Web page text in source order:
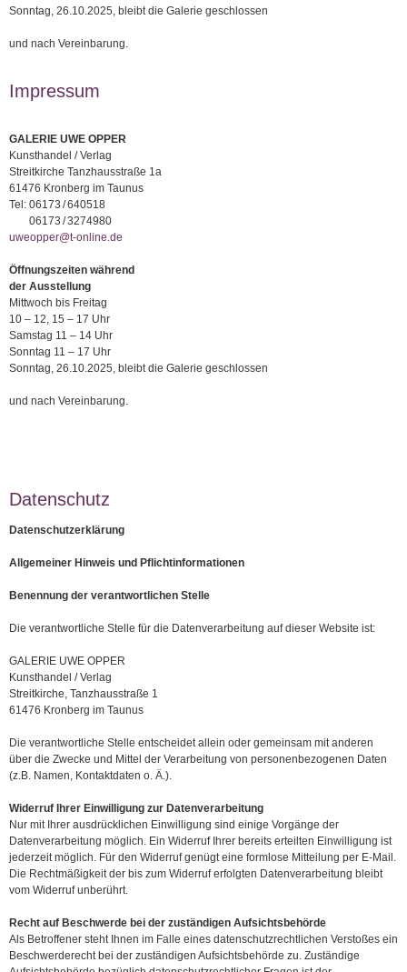
Sonntag, 26.10.2025, bleibt die Galerie geschlossen
und nach Vereinbarung.
Impressum
GALERIE UWE OPPER
Kunsthandel / Verlag
Streitkirche Tanzhausstraße 1a
61476 Kronberg im Taunus
Tel: 06173 / 640518
06173 / 3274980
uweopper@t-online.de
Öffnungszeiten während
der Ausstellung
Mittwoch bis Freitag
10 – 12, 15 – 17 Uhr
Samstag 11 – 14 Uhr
Sonntag 11 – 17 Uhr
Sonntag, 26.10.2025, bleibt die Galerie geschlossen
und nach Vereinbarung.
Datenschutz
Datenschutzerklärung
Allgemeiner Hinweis und Pflichtinformationen
Benennung der verantwortlichen Stelle
Die verantwortliche Stelle für die Datenverarbeitung auf dieser Website ist:
GALERIE UWE OPPER
Kunsthandel / Verlag
Streitkirche, Tanzhausstraße 1
61476 Kronberg im Taunus
Die verantwortliche Stelle entscheidet allein oder gemeinsam mit anderen
über die Zwecke und Mittel der Verarbeitung von personenbezogenen Daten
(z.B. Namen, Kontaktdaten o. Ä.).
Widerruf Ihrer Einwilligung zur Datenverarbeitung
Nur mit Ihrer ausdrücklichen Einwilligung sind einige Vorgänge der
Datenverarbeitung möglich. Ein Widerruf Ihrer bereits erteilten Einwilligung ist
jederzeit möglich. Für den Widerruf genügt eine formlose Mitteilung per E-Mail.
Die Rechtmäßigkeit der bis zum Widerruf erfolgten Datenverarbeitung bleibt
vom Widerruf unberührt.
Recht auf Beschwerde bei der zuständigen Aufsichtsbehörde
Als Betroffener steht Ihnen im Falle eines datenschutzrechtlichen Verstoßes ein
Beschwerderecht bei der zuständigen Aufsichtsbehörde zu. Zuständige